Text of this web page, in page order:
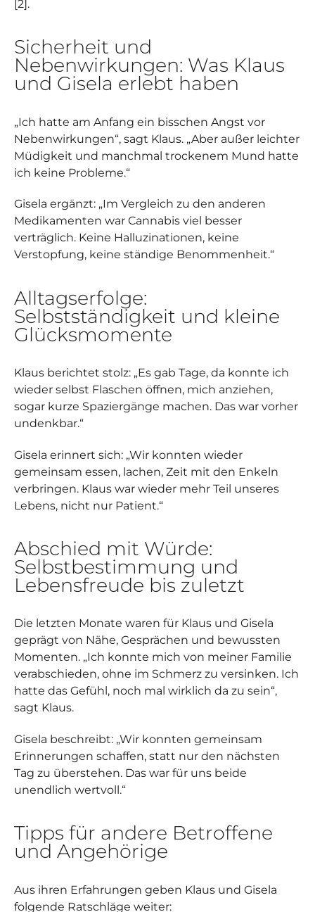
[2].
Sicherheit und
Nebenwirkungen: Was Klaus
und Gisela erlebt haben
„Ich hatte am Anfang ein bisschen Angst vor
Nebenwirkungen“, sagt Klaus. „Aber außer leichter
Müdigkeit und manchmal trockenem Mund hatte
ich keine Probleme.“
Gisela ergänzt: „Im Vergleich zu den anderen
Medikamenten war Cannabis viel besser
verträglich. Keine Halluzinationen, keine
Verstopfung, keine ständige Benommenheit.“
Alltagserfolge:
Selbstständigkeit und kleine
Glücksmomente
Klaus berichtet stolz: „Es gab Tage, da konnte ich
wieder selbst Flaschen öffnen, mich anziehen,
sogar kurze Spaziergänge machen. Das war vorher
undenkbar.“
Gisela erinnert sich: „Wir konnten wieder
gemeinsam essen, lachen, Zeit mit den Enkeln
verbringen. Klaus war wieder mehr Teil unseres
Lebens, nicht nur Patient.“
Abschied mit Würde:
Selbstbestimmung und
Lebensfreude bis zuletzt
Die letzten Monate waren für Klaus und Gisela
geprägt von Nähe, Gesprächen und bewussten
Momenten. „Ich konnte mich von meiner Familie
verabschieden, ohne im Schmerz zu versinken. Ich
hatte das Gefühl, noch mal wirklich da zu sein“,
sagt Klaus.
Gisela beschreibt: „Wir konnten gemeinsam
Erinnerungen schaffen, statt nur den nächsten
Tag zu überstehen. Das war für uns beide
unendlich wertvoll.“
Tipps für andere Betroffene
und Angehörige
Aus ihren Erfahrungen geben Klaus und Gisela
folgende Ratschläge weiter: